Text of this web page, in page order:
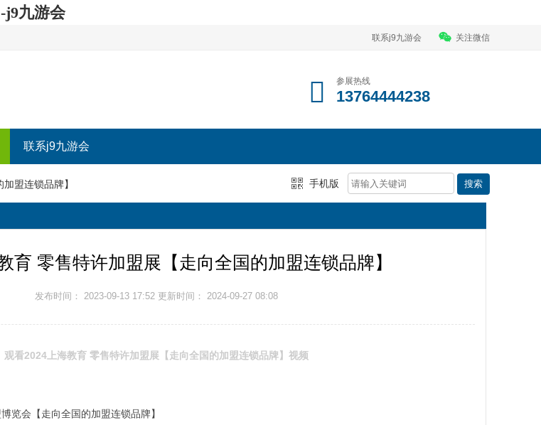
j9九游会
联系j9九游会 关注微信
参展热线
13764444238
联系j9九游会
盟连锁品牌】 手机版
育 零售特许加盟展【走向全国的加盟连锁品牌】
发布时间： 2023-09-13 17:52 更新时间： 2024-09-27 08:08
观看2024上海教育 零售特许加盟展【走向全国的加盟连锁品牌】视频
览会【走向全国的加盟连锁品牌】